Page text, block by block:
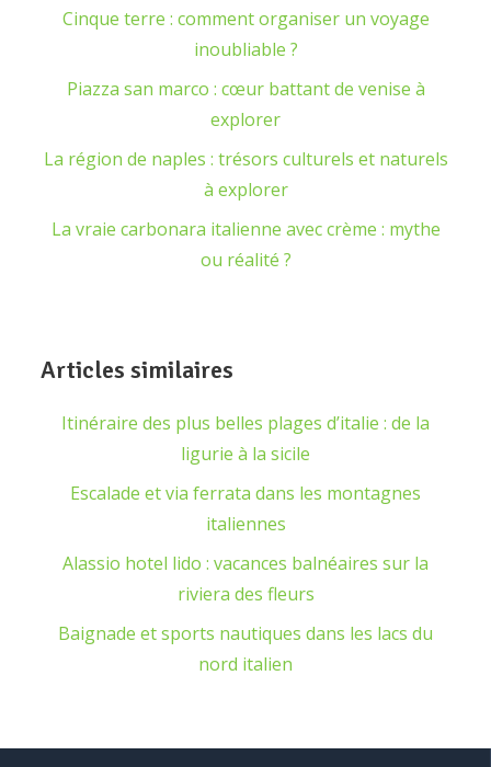
Cinque terre : comment organiser un voyage
inoubliable ?
Piazza san marco : cœur battant de venise à
explorer
La région de naples : trésors culturels et naturels
à explorer
La vraie carbonara italienne avec crème : mythe
ou réalité ?
Articles similaires
Itinéraire des plus belles plages d’italie : de la
ligurie à la sicile
Escalade et via ferrata dans les montagnes
italiennes
Alassio hotel lido : vacances balnéaires sur la
riviera des fleurs
Baignade et sports nautiques dans les lacs du
nord italien